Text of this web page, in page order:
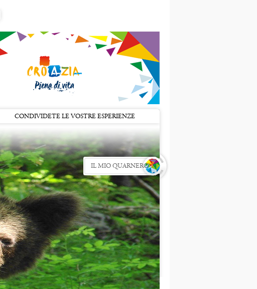
CONDIVIDETE LE VOSTRE ESPERIENZE
IL MIO QUARNERO